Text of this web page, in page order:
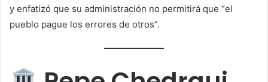
y enfatizó que su administración no permitirá que “el
pueblo pague los errores de otros”.